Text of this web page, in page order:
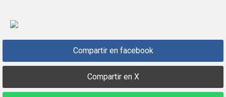
Compartir en facebook
Compartir en X